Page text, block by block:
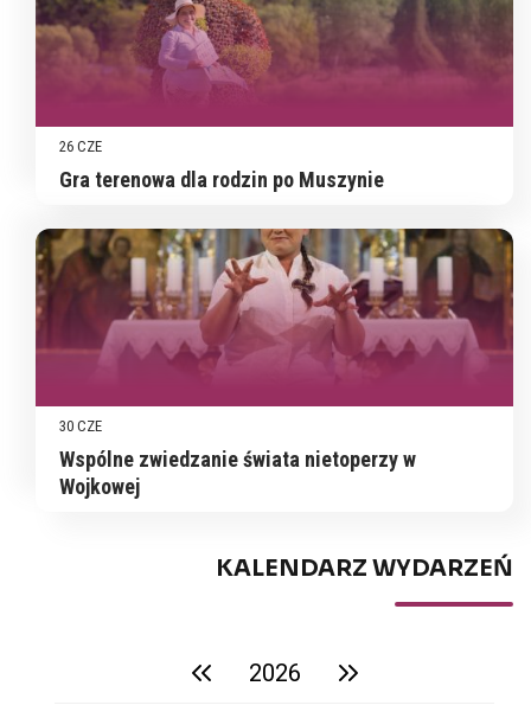
26 CZE
Gra terenowa dla rodzin po Muszynie
30 CZE
Wspólne zwiedzanie świata nietoperzy w
Wojkowej
KALENDARZ WYDARZEŃ
poprzedni rok
2026 następny rok